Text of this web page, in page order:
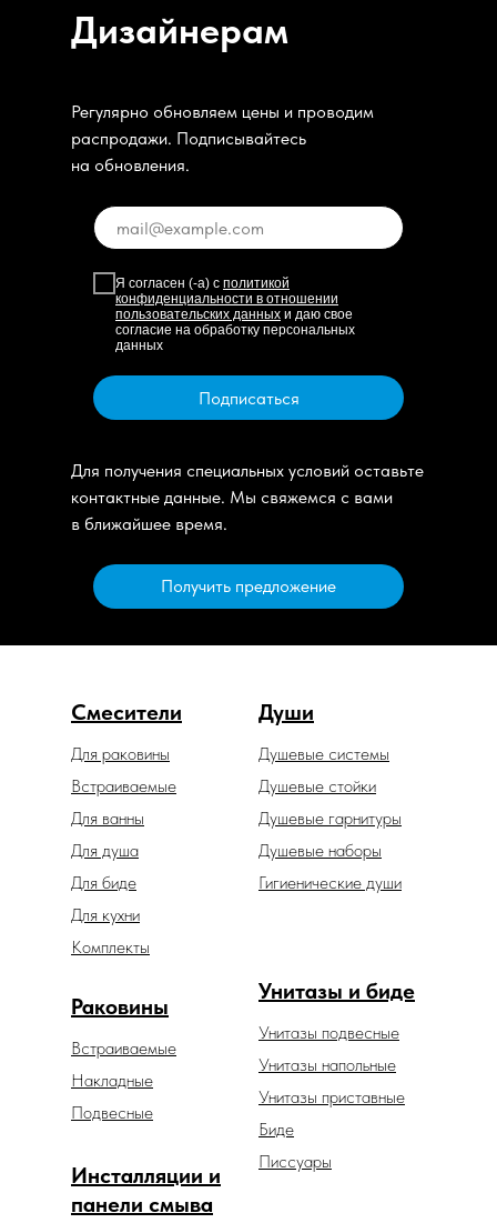
Дизайнерам
Регулярно обновляем цены и проводим
распродажи. Подписывайтесь
на обновления.
Я согласен (-а) с политикой
конфиденциальности в отношении
пользовательских данных и даю свое
согласие на обработку персональных
данных
Подписаться
Для получения специальных условий оставьте
контактные данные. Мы свяжемся с вами
в ближайшее время.
Получить предложение
Смесители Души
Душевые гарнитуры
Душевые системы
Гигиенические души
Душевые наборы
Унитазы и биде
Унитазы подвесные
Унитазы напольные
Унитазы приставные
Раковины
Встраиваемые
Накладные
Подвесные
Встраиваемые
Для биде
Для ванны
Для душа
Для раковины
Для кухни
Душевые стойки
Биде
Инсталляции и
панели смыва
Комплекты
Писсуары